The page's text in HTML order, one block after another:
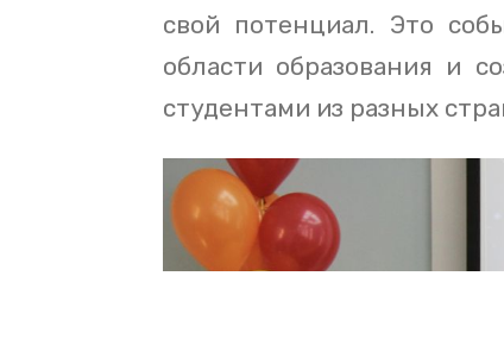
свой потенциал. Это
области образования и
студентами из разных